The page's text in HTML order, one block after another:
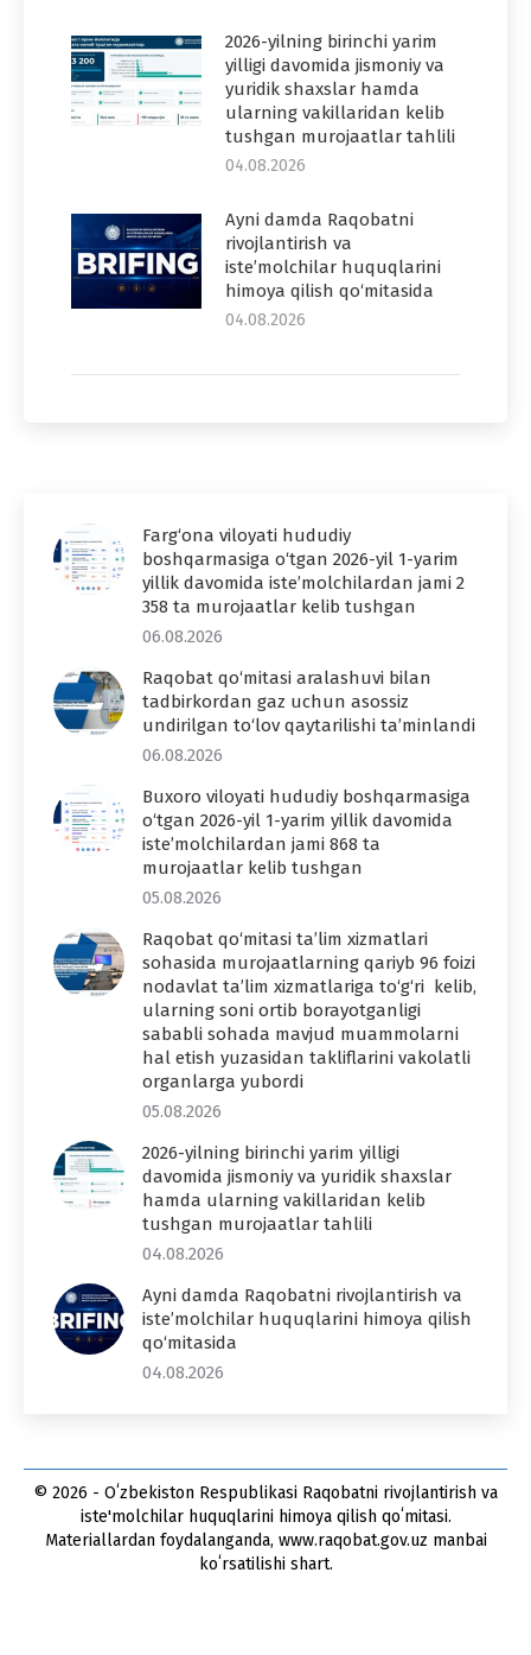
2026-yilning birinchi yarim
yilligi davomida jismoniy va
yuridik shaxslar hamda
ularning vakillaridan kelib
tushgan murojaatlar tahlili
04.08.2026
Ayni damda Raqobatni
rivojlantirish va
iste’molchilar huquqlarini
himoya qilish qo‘mitasida
04.08.2026
Farg‘ona viloyati hududiy
boshqarmasiga o‘tgan 2026-yil 1-yarim
yillik davomida iste’molchilardan jami 2
358 ta murojaatlar kelib tushgan
06.08.2026
Raqobat qo‘mitasi aralashuvi bilan
tadbirkordan gaz uchun asossiz
undirilgan to‘lov qaytarilishi ta’minlandi
06.08.2026
Buxoro viloyati hududiy boshqarmasiga
o‘tgan 2026-yil 1-yarim yillik davomida
iste’molchilardan jami 868 ta
murojaatlar kelib tushgan
05.08.2026
Raqobat qo‘mitasi ta’lim xizmatlari
sohasida murojaatlarning qariyb 96 foizi
nodavlat ta’lim xizmatlariga to‘g‘ri kelib,
ularning soni ortib borayotganligi
sababli sohada mavjud muammolarni
hal etish yuzasidan takliflarini vakolatli
organlarga yubordi
05.08.2026
2026-yilning birinchi yarim yilligi
davomida jismoniy va yuridik shaxslar
hamda ularning vakillaridan kelib
tushgan murojaatlar tahlili
04.08.2026
Ayni damda Raqobatni rivojlantirish va
iste’molchilar huquqlarini himoya qilish
qo‘mitasida
04.08.2026
© 2026 - Oʻzbekiston Respublikasi Raqobatni rivojlantirish va
iste'molchilar huquqlarini himoya qilish qoʻmitasi.
Materiallardan foydalanganda, www.raqobat.gov.uz manbai
koʻrsatilishi shart.